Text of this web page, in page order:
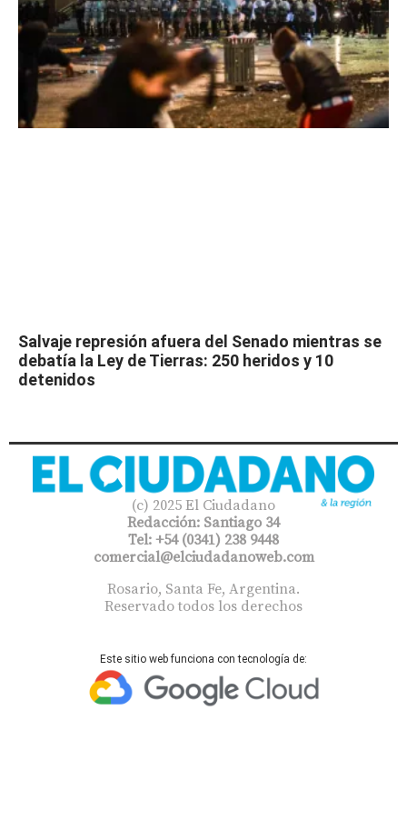
Salvaje represión afuera del Senado mientras se
debatía la Ley de Tierras: 250 heridos y 10
detenidos
(c) 2025 El Ciudadano
Redacción: Santiago 34
Tel: +54 (0341) 238 9448
comercial@elciudadanoweb.com​
Rosario, Santa Fe, Argentina.
Reservado todos los derechos
Este sitio web funciona con tecnología de: